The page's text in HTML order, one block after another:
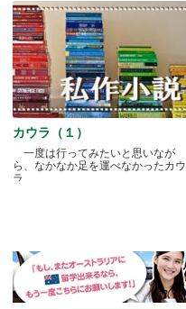
カウラ（１）
一度は行ってみたいと思いなが
ら、なかなか足を運べなかったカウ
ラ.....